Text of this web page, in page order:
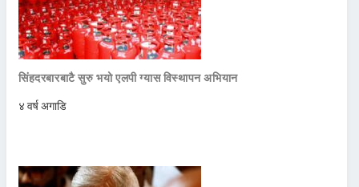
सिंहदरबारबाटै सुरु भयो एलपी ग्यास विस्थापन अभियान
४ वर्ष अगाडि